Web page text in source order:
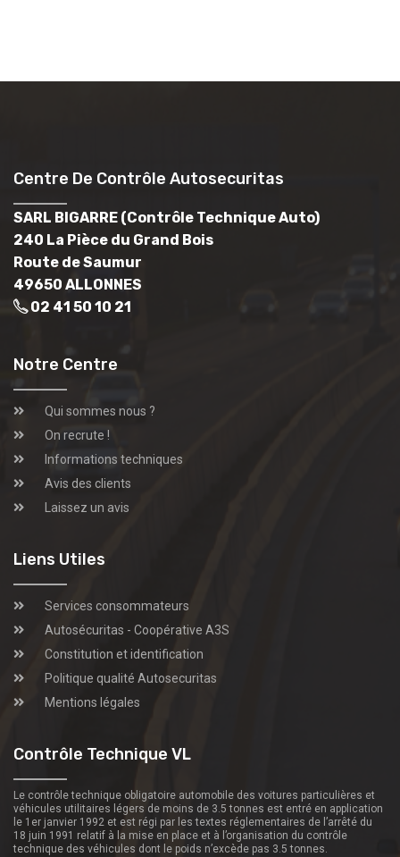
Centre De Contrôle Autosecuritas
SARL BIGARRE (Contrôle Technique Auto)
240 La Pièce du Grand Bois
Route de Saumur
49650 ALLONNES
02 41 50 10 21
Notre Centre
Qui sommes nous ?
On recrute !
Informations techniques
Avis des clients
Laissez un avis
Liens Utiles
Services consommateurs
Autosécuritas - Coopérative A3S
Constitution et identification
Politique qualité Autosecuritas
Mentions légales
Contrôle Technique VL
Le contrôle technique obligatoire automobile des voitures particulières et
véhicules utilitaires légers de moins de 3.5 tonnes est entré en application
le 1er janvier 1992 et est régi par les textes réglementaires de l’arrêté du
18 juin 1991 relatif à la mise en place et à l’organisation du contrôle
technique des véhicules dont le poids n’excède pas 3.5 tonnes.